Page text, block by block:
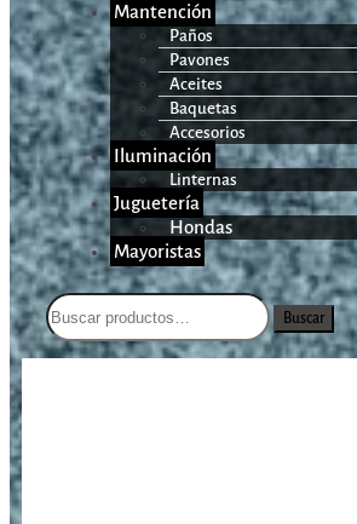
Mantención
Paños
Pavones
Aceites
Baquetas
Accesorios
Iluminación
Linternas
Juguetería
Hondas
Mayoristas
Buscar